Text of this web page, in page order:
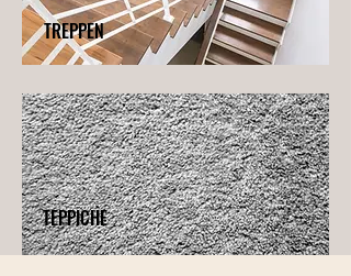
TREPPEN
TEPPICHE